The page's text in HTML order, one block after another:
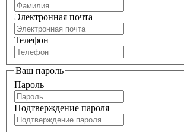
Электронная почта
Телефон
Ваш пароль
Пароль
Подтверждение пароля